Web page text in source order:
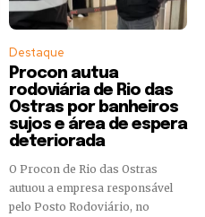
Destaque
Procon autua
rodoviária de Rio das
Ostras por banheiros
sujos e área de espera
deteriorada
O Procon de Rio das Ostras
autuou a empresa responsável
pelo Posto Rodoviário, no